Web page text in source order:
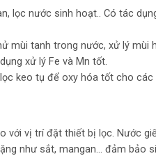
lọc nước sinh hoạt.. Có tác
mùi tanh trong nước, xử lý
xử lý Fe và Mn tốt.
keo tụ để oxy hóa tốt cho
với vị trí đặt thiết bị lọc. Nước
như sắt, mangan… đảm bảo